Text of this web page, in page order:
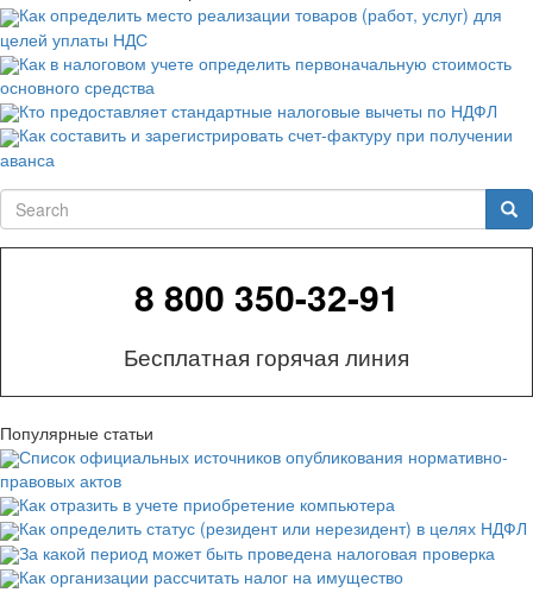
Как определить место реализации товаров (работ, услуг) для
целей уплаты НДС
Как в налоговом учете определить первоначальную стоимость
основного средства
Кто предоставляет стандартные налоговые вычеты по НДФЛ
Как составить и зарегистрировать счет-фактуру при получении
аванса
Search
8 800 350-32-91
Бесплатная горячая линия
Популярные статьи
Список официальных источников опубликования нормативно-
правовых актов
Как отразить в учете приобретение компьютера
Как определить статус (резидент или нерезидент) в целях НДФЛ
За какой период может быть проведена налоговая проверка
Как организации рассчитать налог на имущество